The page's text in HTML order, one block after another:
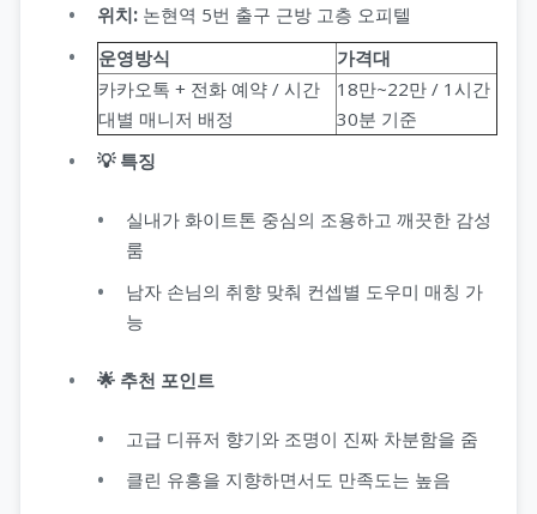
위치: 논현역 5번 출구 근방 고층 오피텔
운영방식
가격대
카카오톡 + 전화 예약 / 시간
대별 매니저 배정
18만~22만 / 1시간
30분 기준
💡 특징
실내가 화이트톤 중심의 조용하고 깨끗한 감성
룸
남자 손님의 취향 맞춰 컨셉별 도우미 매칭 가
능
🌟 추천 포인트
고급 디퓨저 향기와 조명이 진짜 차분함을 줌
클린 유흥을 지향하면서도 만족도는 높음